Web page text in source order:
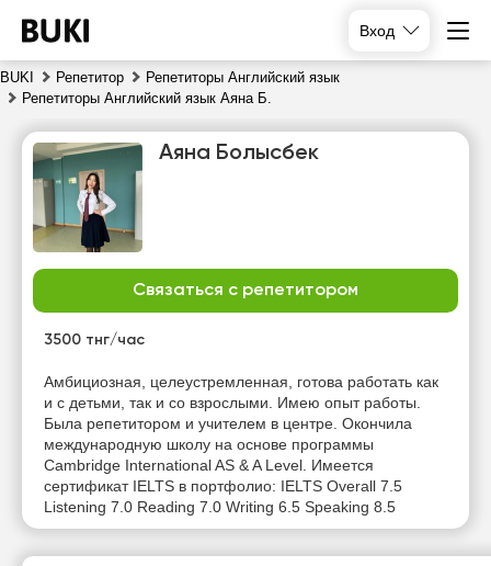
Вход
BUKI Репетитор
Репетиторы Английский язык
Репетиторы Английский язык Аяна Б.
Аяна Болысбек
Связаться с репетитором
3500 тнг/час
Амбициозная, целеустремленная, готова работать как
и с детьми, так и со взрослыми. Имею опыт работы.
Была репетитором и учителем в центре. Окончила
международную школу на основе программы
Cambridge International AS & A Level. Имеется
сертификат IELTS в портфолио: IELTS Overall 7.5
Listening 7.0 Reading 7.0 Writing 6.5 Speaking 8.5
вс
пн
Нет
свободных
часов
10:00
10:30
11:00
11:30
12:00
Нет
свободных
часов
Нет
свободных
часов